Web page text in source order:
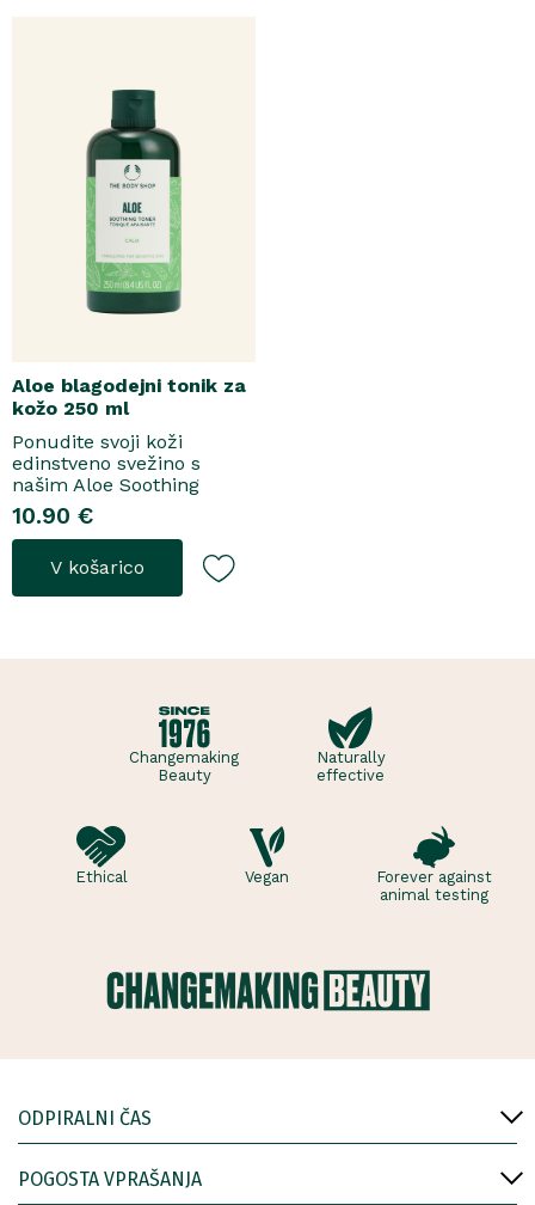
Aloe blagodejni tonik za
kožo 250 ml
Ponudite svoji koži
edinstveno svežino s
našim Aloe Soothing
Tonerjem, ki odstrani vse
preostale nečistoče po
čiščenju obraza.Ta nežna
in vodena formula očisti
kožo, ne da bi ji odvzela
tisto nadlež..
10.90 €
V košarico
Changemaking
Beauty
Naturally
effective
Ethical Vegan
Forever against
animal testing
ODPIRALNI ČAS
POGOSTA VPRAŠANJA